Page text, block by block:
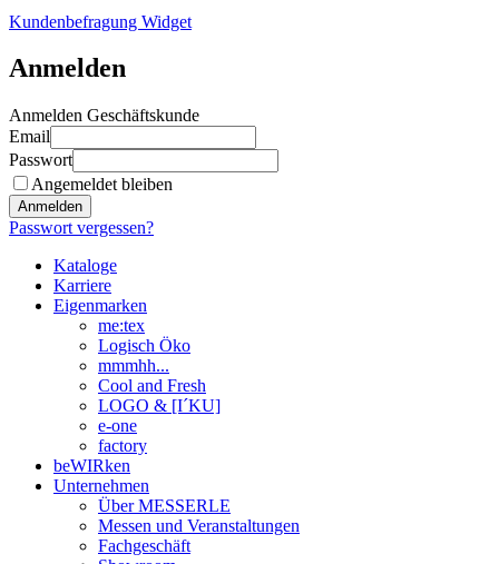
Kundenbefragung Widget
Anmelden
Anmelden Geschäftskunde
Email
Passwort
Angemeldet bleiben
Anmelden
Passwort vergessen?
Kataloge
Karriere
Eigenmarken
me:tex
Logisch Öko
mmmhh...
Cool and Fresh
LOGO & [I´KU]
e-one
factory
beWIRken
Unternehmen
Über MESSERLE
Messen und Veranstaltungen
Fachgeschäft